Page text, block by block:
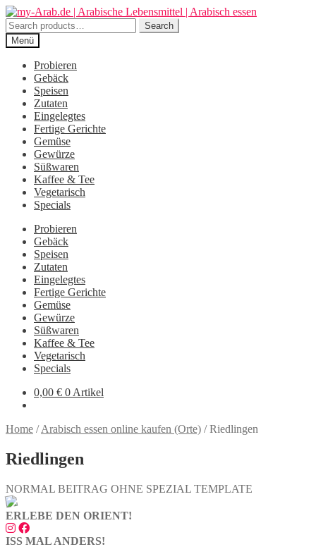
Zur
Navigation
springen
Zum
Inhalt
springen
Search
for:
Search
Menü
Probieren
Gebäck
Speisen
Zutaten
Eingelegtes
Fertige Gerichte
Gemüse
Gewürze
Süßwaren
Kaffee & Tee
Vegetarisch
Specials
Probieren
Gebäck
Speisen
Zutaten
Eingelegtes
Fertige Gerichte
Gemüse
Gewürze
Süßwaren
Kaffee & Tee
Vegetarisch
Specials
0,00 € 0 Artikel
Home /Arabisch essen online kaufen (Orte) /Riedlingen
Riedlingen
NORMAL BEITRAG OHNE SPEZIAL TEMPLATE
ERLEBE DEN ORIENT!
ISS MAL ANDERS!